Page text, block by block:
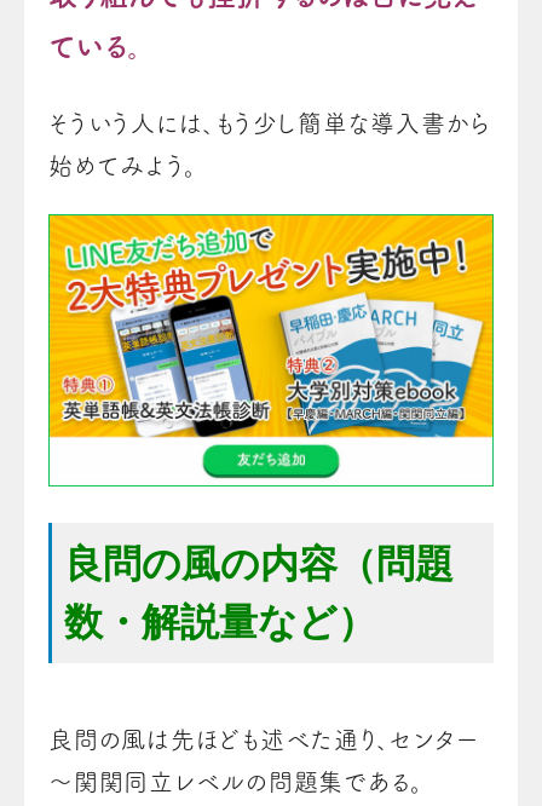
ている。
そういう人には、もう少し簡単な導入書から
始めてみよう。
良問の風の内容（問題
数・解説量など）
良問の風は先ほども述べた通り、センター
～関関同立レベルの問題集である。